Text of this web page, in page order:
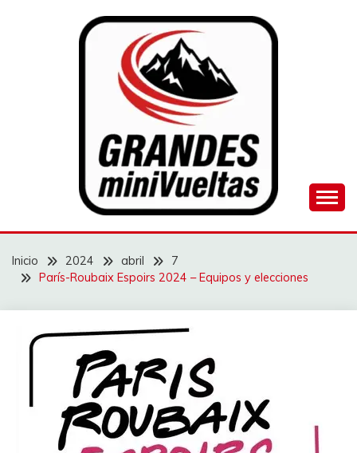
GRANDES
MINIVUELTAS
Inicio 2024 abril
7
París-Roubaix Espoirs 2024 – Equipos y elecciones